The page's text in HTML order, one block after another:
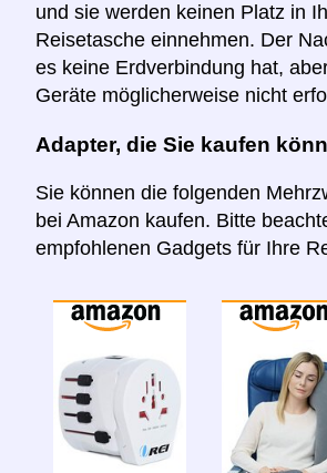
und sie werden keinen Platz in
Reisetasche einnehmen. Der
es keine Erdverbindung hat,
Geräte möglicherweise nicht
Adapter, die Sie kaufen
Sie können die folgenden
bei Amazon kaufen. Bitte
empfohlenen Gadgets für Ihre